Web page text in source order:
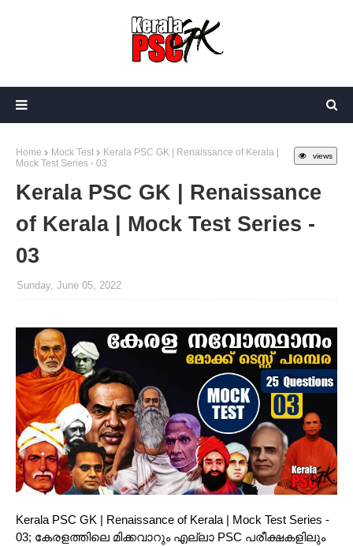
views
Home Mock Test
Kerala PSC GK | Renaissance of Kerala |
Mock Test Series - 03
Kerala PSC GK | Renaissance
of Kerala | Mock Test Series -
03
Sunday, June 05, 2022
Kerala PSC GK | Renaissance of Kerala | Mock Test Series -
03; കേരളത്തിലെ മിക്കവാറും എല്ലാ PSC പരീക്ഷകളിലും